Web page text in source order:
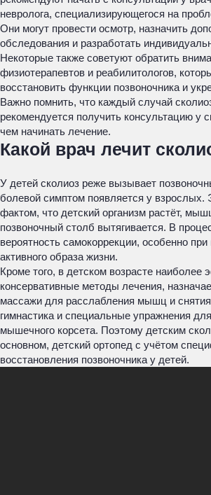
невролога, специализирующегося на
Они могут провести осмотр, назначить
обследования и разработать
Некоторые также советуют обратить
физиотерапевтов и реабилитологов,
восстановить функции позвоночника и
Важно помнить, что каждый случай
рекомендуется получить консультацию у
чем начинать лечение.
Какой врач лечит
У детей сколиоз реже вызывает
болевой симптом появляется у взрослых.
фактом, что детский организм растёт,
позвоночный столб вытягивается. В
вероятность самокоррекции, особенно
активного образа жизни.
Кроме того, в детском возрасте наиболее
консервативные методы лечения,
массажи для расслабления мышц и
гимнастика и специальные упражнения
мышечного корсета. Поэтому детским
основном, детский ортопед с учётом
восстановления позвоночника у детей.